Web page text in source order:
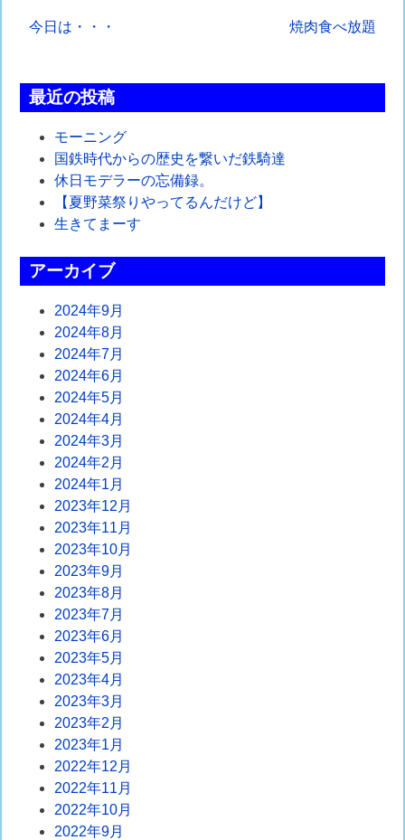
投
ナ
ゲ
シ
ョ
ン
今日は・・・ 焼肉食べ放題
最近の投稿
モーニング
国鉄時代からの歴史を繋いだ鉄騎達
休日モデラーの忘備録。
【夏野菜祭りやってるんだけど】
生きてまーす
アーカイブ
2024年9月
2024年8月
2024年7月
2024年6月
2024年5月
2024年4月
2024年3月
2024年2月
2024年1月
2023年12月
2023年11月
2023年10月
2023年9月
2023年8月
2023年7月
2023年6月
2023年5月
2023年4月
2023年3月
2023年2月
2023年1月
2022年12月
2022年11月
2022年10月
2022年9月